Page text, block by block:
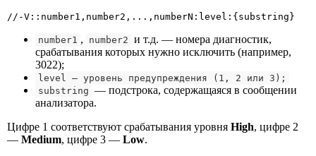
//-V::number1,number2,...,numberN:level:{substring}
number1 , number2 и т.д. — номера диагностик,
срабатывания которых нужно исключить (например,
3022);
level — уровень предупреждения (1, 2 или 3);
substring — подстрока, содержащаяся в сообщении
анализатора.
Цифре 1 соответствуют срабатывания уровня High, цифре 2
— Medium, цифре 3 — Low.